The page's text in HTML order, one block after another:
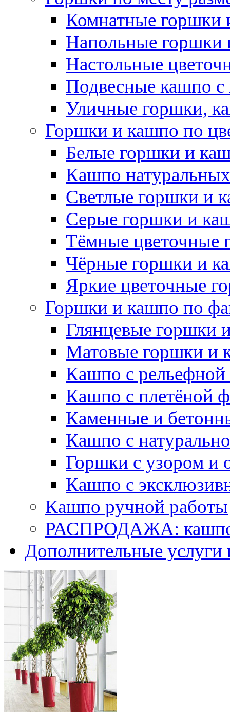
Комнатные горшки
Напольные горшки
Настольные
Подвесные кашпо с
Уличные горшки,
Горшки и кашпо по
Белые горшки и
Кашпо
Светлые горшки и
Серые горшки и
Тёмные цветочные
Чёрные горшки и
Яркие цветочные
Горшки и кашпо по
Глянцевые горшки
Матовые горшки и
Кашпо с рельефной
Кашпо с плетёной
Каменные и
Кашпо с
Горшки с узором и
Кашпо с
Кашпо ручной работы
РАСПРОДАЖА: кашпо
Дополнительные услуги